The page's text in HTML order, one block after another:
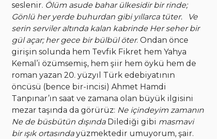
seslenir. Ölüm asude bahar ülkesidir bir rinde;
Gönlü her yerde buhurdan gibi yıllarca tüter.
Ve
serin serviler altında kalan kabrinde Her seher bir
gül açar; her gece bir bülbül öter. Ondan önce
girişin solunda hem Tevfik Fikret hem Yahya
Kemal’i özümsemiş, hem şiir hem öykü hem de
roman yazan 20. yüzyıl Türk edebiyatının
öncüsü (bence bir-incisi) Ahmet Hamdi
Tanpınar’ın saat ve zamana olan büyük ilgisini
mezar taşında da görürüz: Ne içindeyim zamanın
Ne de büsbütün dışındaDilediği gibi masmavi
bir ışık ortasındayüzmektedir umuyorum, şair.